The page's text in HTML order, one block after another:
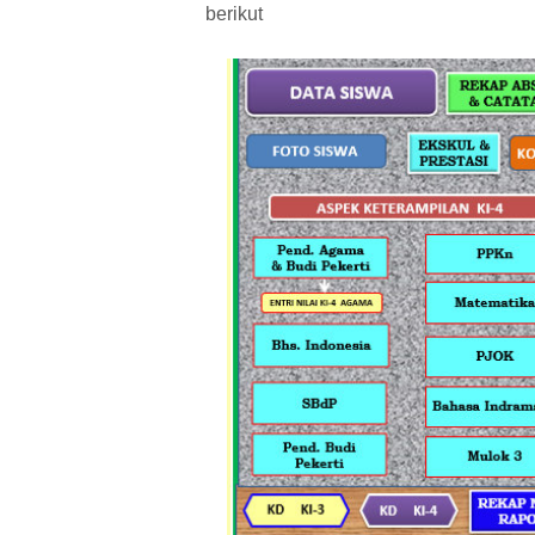
berikut